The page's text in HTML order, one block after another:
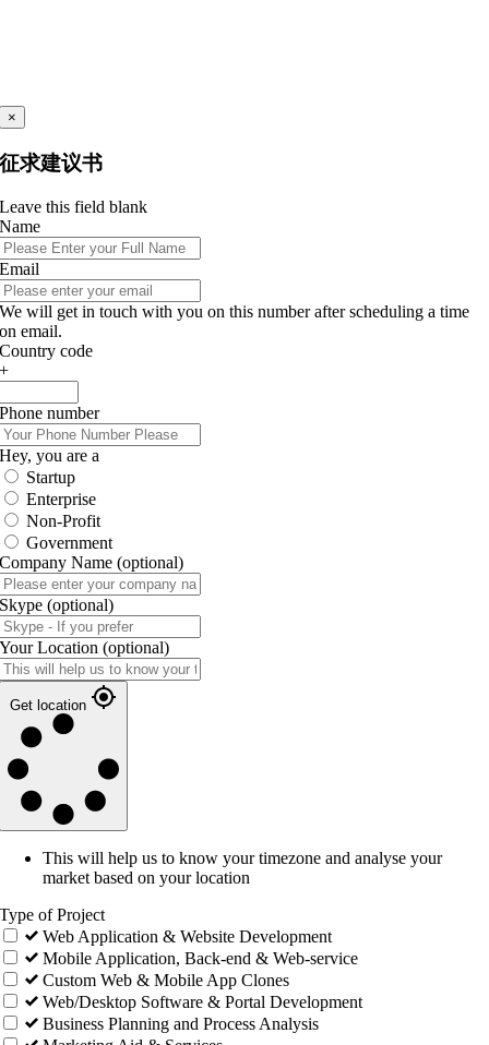
×
征求建议书
Leave this field blank
Name
Email
We will get in touch with you on this number after scheduling a time
on email.
Country code
+
Phone number
Hey, you are a
Startup
Enterprise
Non-Profit
Government
Company Name (optional)
Skype (optional)
Your Location (optional)
Get location
This will help us to know your timezone and analyse your
market based on your location
Type of Project
Web Application & Website Development
Mobile Application, Back-end & Web-service
Custom Web & Mobile App Clones
Web/Desktop Software & Portal Development
Business Planning and Process Analysis